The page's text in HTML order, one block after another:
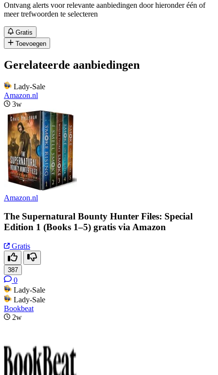
Ontvang alerts voor relevante aanbiedingen door hieronder één of
meer trefwoorden te selecteren
Gratis
Toevoegen
Gerelateerde aanbiedingen
Lady-Sale
Amazon.nl
3w
Amazon.nl
The Supernatural Bounty Hunter Files: Special
Edition 1 (Books 1–5) gratis via Amazon
Gratis
387
0
Lady-Sale
Lady-Sale
Bookbeat
2w